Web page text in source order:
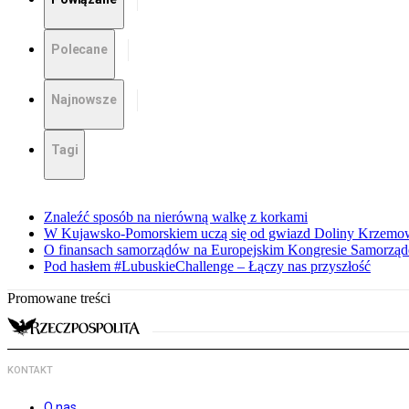
Polecane
Najnowsze
Tagi
Znaleźć sposób na nierówną walkę z korkami
W Kujawsko-Pomorskiem uczą się od gwiazd Doliny
O finansach samorządów na Europejskim Kongresie
Pod hasłem #LubuskieChallenge – Łączy nas przyszłość
Promowane treści
KONTAKT